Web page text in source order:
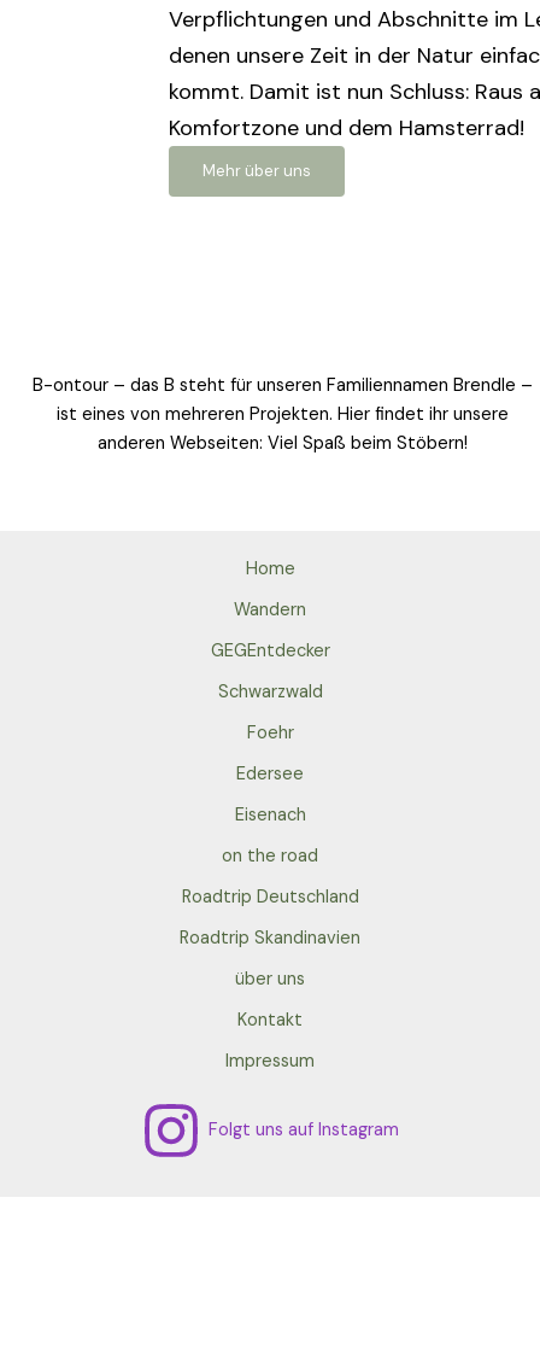
Verpflichtungen und Abschnitte im
denen unsere Zeit in der Natur
kommt. Damit ist nun Schluss: Raus
Komfortzone und dem Hamsterrad!
Mehr über uns
B-ontour – das B steht für unseren Familiennamen Brendle –
ist eines von mehreren Projekten. Hier findet ihr unsere
anderen Webseiten: Viel Spaß beim Stöbern!
Home
Wandern
GEGEntdecker
Schwarzwald
Foehr
Edersee
Eisenach
on the road
Roadtrip Deutschland
Roadtrip Skandinavien
über uns
Kontakt
Impressum
Folgt uns auf Instagram